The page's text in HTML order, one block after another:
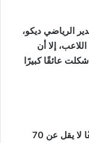
الرياضي ديكو،
إلا أن
عائقًا كبيرًا
وأشار المصدر إلى أن النادي الإيطالي حدد مبلغًا لا يقل عن 70